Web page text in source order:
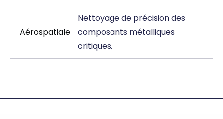
Aérospatiale
Nettoyage de précision des
composants métalliques
critiques.